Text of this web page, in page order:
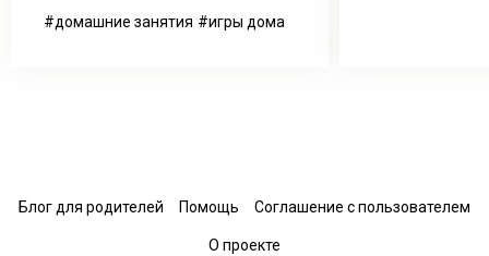
домашние занятия игры дома
Блог для родителей Помощь Соглашение с пользователем
О проекте